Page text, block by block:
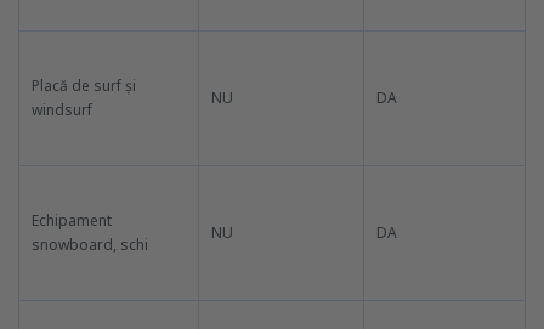
Placă de surf și
windsurf
NU DA
Echipament
snowboard, schi
NU DA